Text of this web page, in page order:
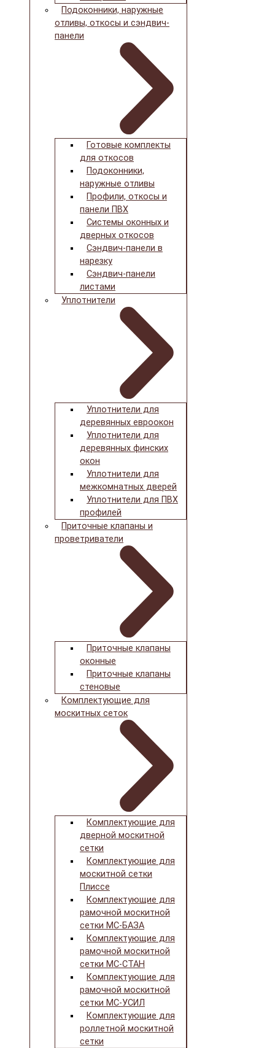
Подоконники, наружные
отливы, откосы и сэндвич-
панели
Готовые комплекты
для откосов
Подоконники,
наружные отливы
Профили, откосы и
панели ПВХ
Системы оконных и
дверных откосов
Сэндвич-панели в
нарезку
Сэндвич-панели
листами
Уплотнители
Уплотнители для
деревянных евроокон
Уплотнители для
деревянных финских
окон
Уплотнители для
межкомнатных дверей
Уплотнители для ПВХ
профилей
Приточные клапаны и
проветриватели
Приточные клапаны
оконные
Приточные клапаны
стеновые
Комплектующие для
москитных сеток
Комплектующие для
дверной москитной
сетки
Комплектующие для
москитной сетки
Плиссе
Комплектующие для
рамочной москитной
сетки МС-БАЗА
Комплектующие для
рамочной москитной
сетки МС-СТАН
Комплектующие для
рамочной москитной
сетки МС-УСИЛ
Комплектующие для
роллетной москитной
сетки